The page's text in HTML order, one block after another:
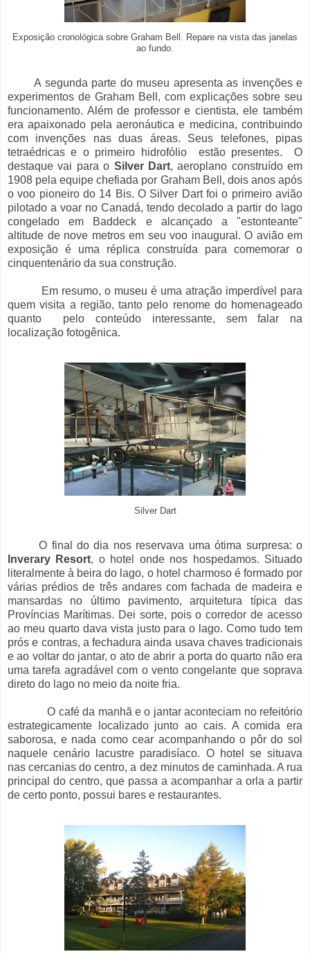
Exposição cronológica sobre Graham Bell. Repare na vista das janelas
ao fundo.
A segunda parte do museu apresenta as invenções e
experimentos de Graham Bell, com explicações sobre seu
funcionamento. Além de professor e cientista, ele também
era apaixonado pela aeronáutica e medicina, contribuindo
com invenções nas duas áreas. Seus telefones, pipas
tetraédricas e o primeiro hidrofólio estão presentes. O
destaque vai para o Silver Dart, aeroplano construído em
1908 pela equipe chefiada por Graham Bell, dois anos após
o voo pioneiro do 14 Bis. O Silver Dart foi o primeiro avião
pilotado a voar no Canadá, tendo decolado a partir do lago
congelado em Baddeck e alcançado a "estonteante"
altitude de nove metros em seu voo inaugural. O avião em
exposição é uma réplica construída para comemorar o
cinquentenário da sua construção.
Em resumo, o museu é uma atração imperdível para
quem visita a região, tanto pelo renome do homenageado
quanto pelo conteúdo interessante, sem falar na
localização fotogênica.
Silver Dart
O final do dia nos reservava uma ótima surpresa: o
Inverary Resort, o hotel onde nos hospedamos. Situado
literalmente à beira do lago, o hotel charmoso é formado por
várias prédios de três andares com fachada de madeira e
mansardas no último pavimento, arquitetura típica das
Províncias Marítimas. Dei sorte, pois o corredor de acesso
ao meu quarto dava vista justo para o lago. Como tudo tem
prós e contras, a fechadura ainda usava chaves tradicionais
e ao voltar do jantar, o ato de abrir a porta do quarto não era
uma tarefa agradável com o vento congelante que soprava
direto do lago no meio da noite fria.
O café da manhã e o jantar aconteciam no refeitório
estrategicamente localizado junto ao cais. A comida era
saborosa, e nada como cear acompanhando o pôr do sol
naquele cenário lacustre paradisíaco. O hotel se situava
nas cercanias do centro, a dez minutos de caminhada. A rua
principal do centro, que passa a acompanhar a orla a partir
de certo ponto, possui bares e restaurantes.